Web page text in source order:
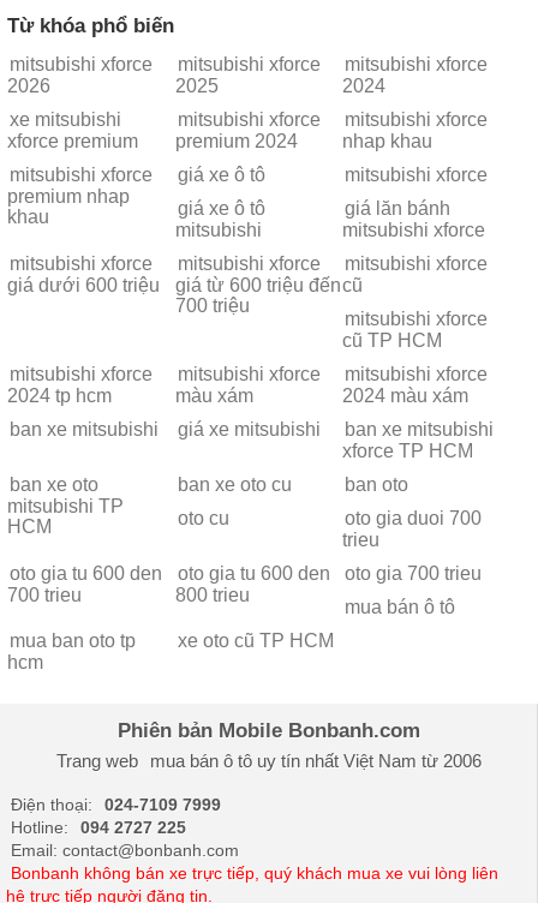
Từ khóa phổ biến
mitsubishi xforce
2026
mitsubishi xforce
2025
mitsubishi xforce
2024
xe mitsubishi
xforce premium
mitsubishi xforce
premium 2024
mitsubishi xforce
nhap khau
mitsubishi xforce
premium nhap
khau
giá xe ô tô
mitsubishi xforce
giá xe ô tô
mitsubishi
giá lăn bánh
mitsubishi xforce
mitsubishi xforce
giá dưới 600 triệu
mitsubishi xforce
giá từ 600 triệu đến
700 triệu
mitsubishi xforce
cũ
mitsubishi xforce
cũ TP HCM
mitsubishi xforce
2024 tp hcm
mitsubishi xforce
màu xám
mitsubishi xforce
2024 màu xám
ban xe mitsubishi
giá xe mitsubishi
ban xe mitsubishi
xforce TP HCM
ban xe oto
mitsubishi TP
HCM
ban xe oto cu
ban oto
oto cu
oto gia duoi 700
trieu
oto gia tu 600 den
700 trieu
oto gia tu 600 den
800 trieu
oto gia 700 trieu
mua bán ô tô
mua ban oto tp
hcm
xe oto cũ TP HCM
Phiên bản Mobile Bonbanh.com
Trang web mua bán ô tôuy tín nhất Việt Nam từ 2006
Điện thoại:
024-7109 7999
Hotline:
094 2727 225
Email: contact@bonbanh.com
Bonbanh không bán xe trực tiếp, quý khách mua xe vui lòng liên
hệ trực tiếp người đăng tin.